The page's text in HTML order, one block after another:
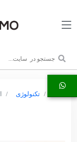
تکنولوژی